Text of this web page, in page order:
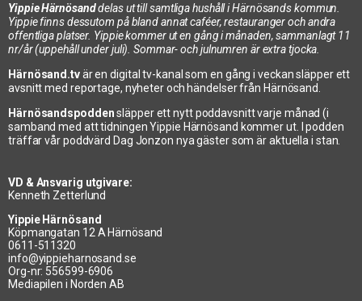
Yippie Härnösanddelas ut till samtliga hushåll i Härnösands kommun.
Yippie finns dessutom på bland annat caféer, restauranger och andra
offentliga platser. Yippie kommer ut en gång i månaden, sammanlagt 11
nr/år (uppehåll under juli). Sommar- och julnumren är extra tjocka.
Härnösand.tvär en digital tv-kanal som en gång i veckan släpper ett
avsnitt med reportage, nyheter och händelser från Härnösand.
Härnösandspoddensläpper ett nytt poddavsnitt varje månad (i
samband med att tidningen Yippie Härnösand kommer ut. I podden
träffar vår poddvärd Dag Jonzon nya gäster som är aktuella i stan.
VD & Ansvarig utgivare:
Kenneth Zetterlund
Yippie Härnösand
Köpmangatan 12 A Härnösand
0611-511320
info@yippieharnosand.se
Org-nr: 556599-6906
Mediapilen i Norden AB